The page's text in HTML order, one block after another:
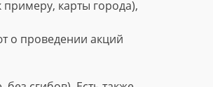
карты города),
о проведении акций